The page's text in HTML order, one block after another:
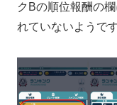
クBの順位報酬の
れていないようです